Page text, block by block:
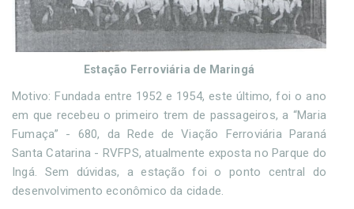
Estação Ferroviária de Maringá
Motivo: Fundada entre 1952 e 1954, este último, foi o ano
em que recebeu o primeiro trem de passageiros, a “Maria
Fumaça” - 680, da Rede de Viação Ferroviária Paraná
Santa Catarina - RVFPS, atualmente exposta no Parque do
Ingá. Sem dúvidas, a estação foi o ponto central do
desenvolvimento econômico da cidade.